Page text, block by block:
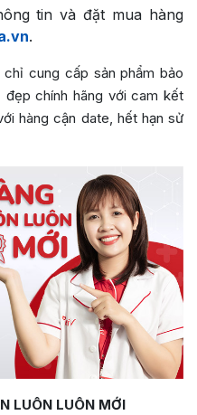
tin và đặt mua hàng
.
cung cấp sản phẩm bảo
chính hãng với cam kết
hàng cận date, hết hạn sử
LUÔN LUÔN MỚI